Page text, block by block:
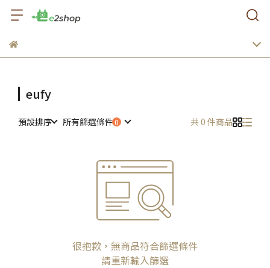
eufy
預設排序 所有篩選條件 共 0 件商品
很抱歉，無商品符合篩選條件
請重新輸入篩選